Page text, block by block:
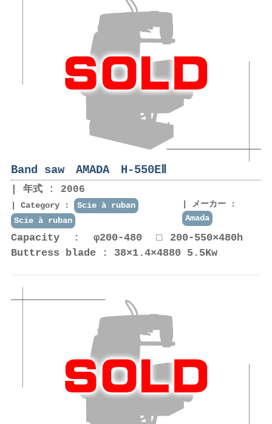
Band saw AMADA H-550EⅡ
年式 : 2006
Category :
Scie à ruban
Scie à ruban
メーカー :
Amada
Capacity : φ200-480 □200-550×480h
Buttress blade : 38×1.4×4880 5.5Kw